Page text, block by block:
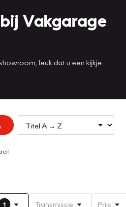
Vakgarage
leuk dat u een kijkje
1 Transmissie Prijs